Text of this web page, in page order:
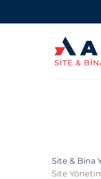
Site & Bina
Site